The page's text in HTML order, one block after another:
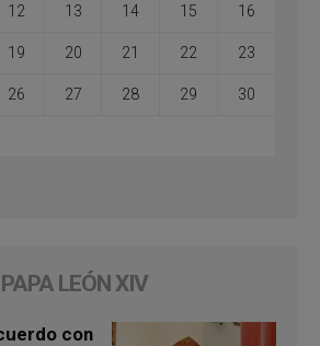
12 13 14 15 16
19 20 21 22 23
26 27 28 29 30
PAPA LEÓN XIV
con